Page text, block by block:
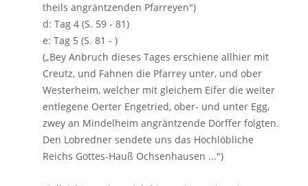
theils angräntzenden Pfarreyen")
d: Tag 4 (S. 59 - 81)
e: Tag 5 (S. 81 - )
(„Bey Anbruch dieses Tages erschiene allhier mit
Creutz, und Fahnen die Pfarrey unter, und ober
Westerheim, welcher mit gleichem Eifer die weiter
entlegene Oerter Engetried, ober- und unter Egg,
zwey an Mindelheim angräntzende Dörffer folgten.
Den Lobredner sendete uns das Hochlöbliche
Reichs Gottes-Hauß Ochsenhausen ...")